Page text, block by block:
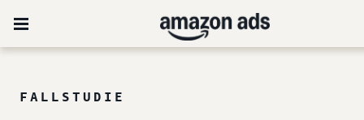
FALLSTUDIE